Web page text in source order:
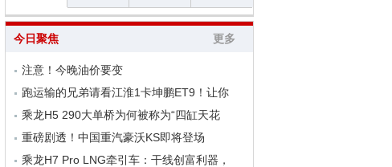
今日聚焦 更多
注意！今晚油价要变
跑运输的兄弟请看江淮1卡坤鹏ET9！让你
乘龙H5 290大单桥为何被称为“四缸天花
重磅剧透！中国重汽豪沃KS即将登场
乘龙H7 Pro LNG牵引车：干线创富利器，